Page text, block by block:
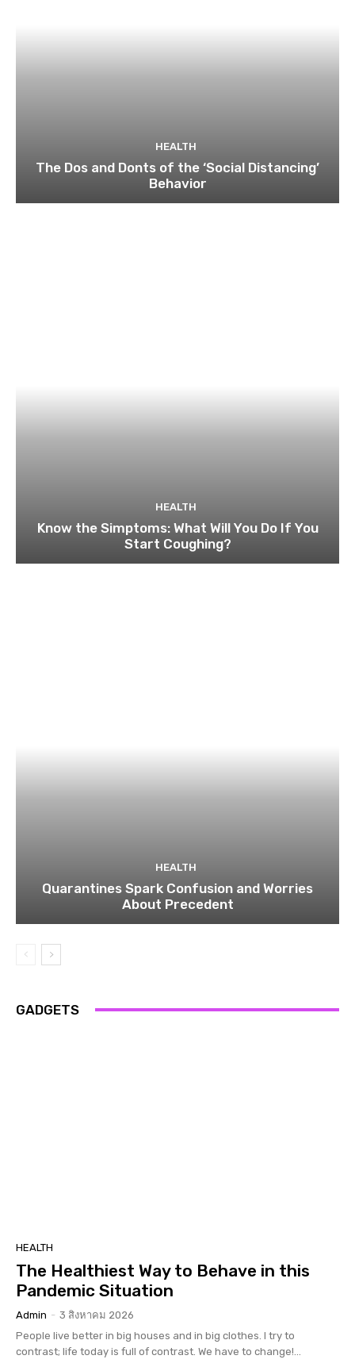
HEALTH
The Dos and Donts of the ‘Social Distancing’
Behavior
HEALTH
Know the Simptoms: What Will You Do If You
Start Coughing?
HEALTH
Quarantines Spark Confusion and Worries
About Precedent
GADGETS
HEALTH
The Healthiest Way to Behave in this
Pandemic Situation
Admin - 3 สิงหาคม 2026
People live better in big houses and in big clothes. I try to
contrast; life today is full of contrast. We have to change!...